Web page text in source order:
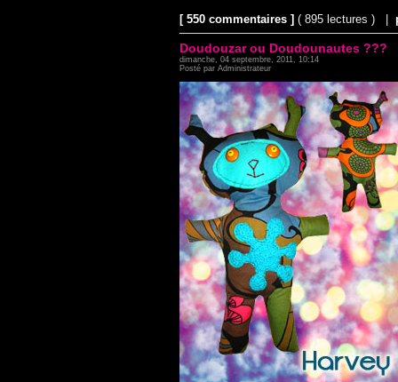
[ 550 commentaires ] ( 895 lectures ) |
Doudouzar ou Doudounautes ???
dimanche, 04 septembre, 2011, 10:14
Posté par Administrateur